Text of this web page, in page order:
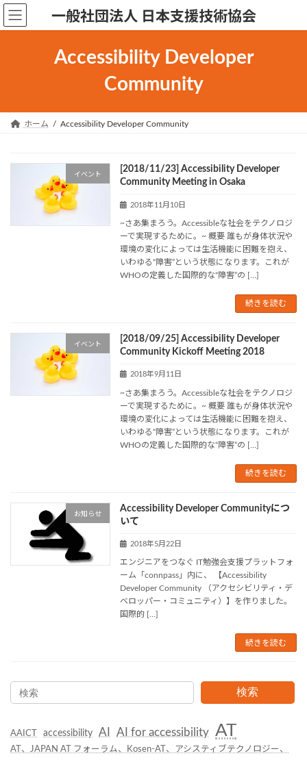
コ
ン
ナ
ビ
一般社団法人 日本支援技術協会
Accessibility Developer
Community
ホーム Accessibility Developer Community
イベント
[2018/11/23] Accessibility Developer
Community Meeting in Osaka
2018年11月10日
~さあ集まろう。Accessibleな社会をテクノロジ
ーで実現するために。~ 概要 誰もが身体状況や
環境の変化によっては生活機能に困難を抱え、
いわゆる“障害”という状態になります。これが
WHOの定義した国際的な“障害”の […]
続きを読む
イベント
[2018/09/25] Accessibility Developer
Community Kickoff Meeting 2018
2018年9月11日
~さあ集まろう。Accessibleな社会をテクノロジ
ーで実現するために。~ 概要 誰もが身体状況や
環境の変化によっては生活機能に困難を抱え、
いわゆる“障害”という状態になります。これが
WHOの定義した国際的な“障害”の […]
続きを読む
お知らせ
Accessibility Developer Communityにつ
いて
2018年5月22日
エンジニアをつなぐ IT勉強会支援プラットフォ
ーム「connpass」内に、 【Accessibility
Developer Community （アクセシビリティ・デ
ベロッパー・コミュニティ）】を作りました。
国際的 […]
続きを読む
検索
AAICT accessibility AI AI for accessibility AT
AT、JAPAN AT フォーラム、Kosen-AT、アシスティブテクノロジー、